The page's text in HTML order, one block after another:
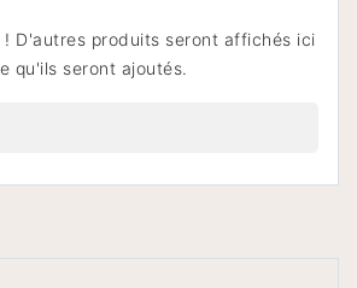
! D'autres produits seront affichés ici
qu'ils seront ajoutés.